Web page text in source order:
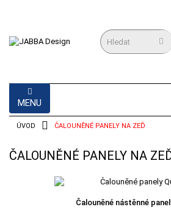
MENU
ÚVOD ČALOUNĚNÉ PANELY NA ZEĎ
ČALOUNĚNÉ PANELY NA
Čalouněné nástěnné